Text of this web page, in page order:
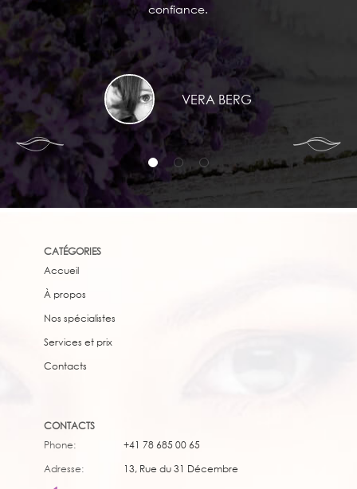
confiance.
VERA BERG
CATÉGORIES
Accueil
À propos
Nos spécialistes
Services et prix
Сontacts
CONTACTS
Phone:
+41 78 685 00 65
Adresse:
13, Rue du 31 Décembre